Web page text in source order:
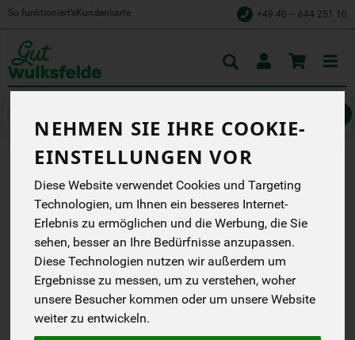
NEHMEN SIE IHRE COOKIE-
EINSTELLUNGEN VOR
Diese Website verwendet Cookies und Targeting
Technologien, um Ihnen ein besseres Internet-
Erlebnis zu ermöglichen und die Werbung, die Sie
sehen, besser an Ihre Bedürfnisse anzupassen.
Diese Technologien nutzen wir außerdem um
Ergebnisse zu messen, um zu verstehen, woher
unsere Besucher kommen oder um unsere Website
weiter zu entwickeln.
So funktioniert’s Kundenkarte +49 40 – 644 251 10
ROTE BETE WULKSFELDE
Gut Wulksfelde
DB
4,49 € * / kg
0,90 € / Stk
1 Stück ca. 200g
Toggle
cart